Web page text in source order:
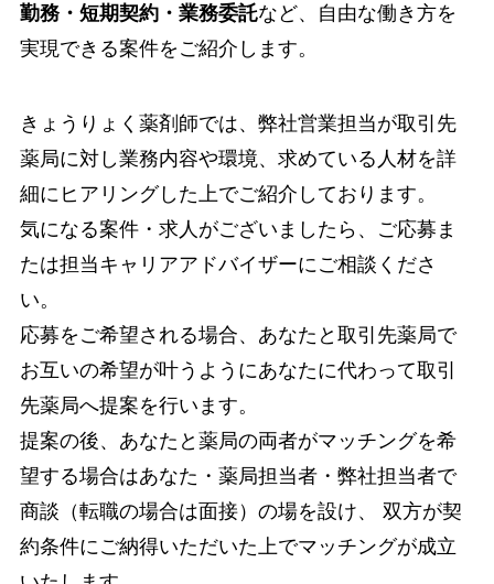
勤務・短期契約・業務委託など、自由な働き方を
実現できる案件をご紹介します。
きょうりょく薬剤師では、弊社営業担当が取引先
薬局に対し業務内容や環境、求めている人材を詳
細にヒアリングした上でご紹介しております。
気になる案件・求人がございましたら、ご応募ま
たは担当キャリアアドバイザーにご相談くださ
い。
応募をご希望される場合、あなたと取引先薬局で
お互いの希望が叶うようにあなたに代わって取引
先薬局へ提案を行います。
提案の後、あなたと薬局の両者がマッチングを希
望する場合はあなた・薬局担当者・弊社担当者で
商談（転職の場合は面接）の場を設け、 双方が契
約条件にご納得いただいた上でマッチングが成立